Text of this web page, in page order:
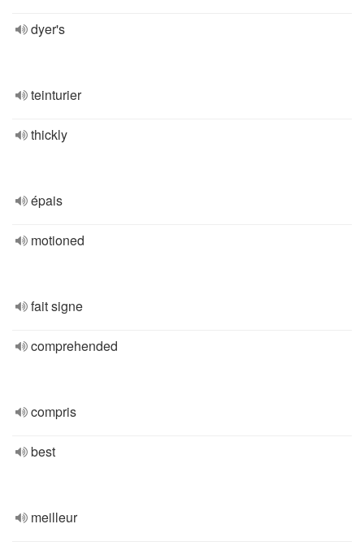
dyer's
teinturier
thickly
épais
motioned
fait signe
comprehended
compris
best
meilleur